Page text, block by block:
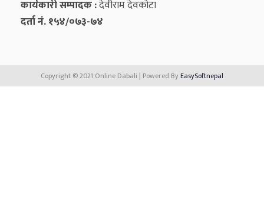
कार्यकारी सम्पादक :देवीराम देवकोटा
दर्ता नं. १५४/०७३-७४
Copyright © 2021 Online Dabali | Powered ByEasySoftnepal